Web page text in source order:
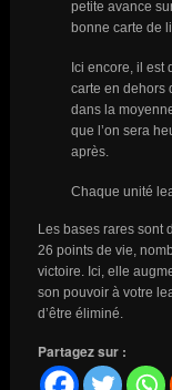
petite avance
bonne carte de
Ici encore, il est
carte en dehors
dans la
que l’on sera
après.
Chaque unité
Les bases rares sont
26 points de vie,
victoire. Ici, elle
son pouvoir à votre
d’être éliminé.
Partagez sur :